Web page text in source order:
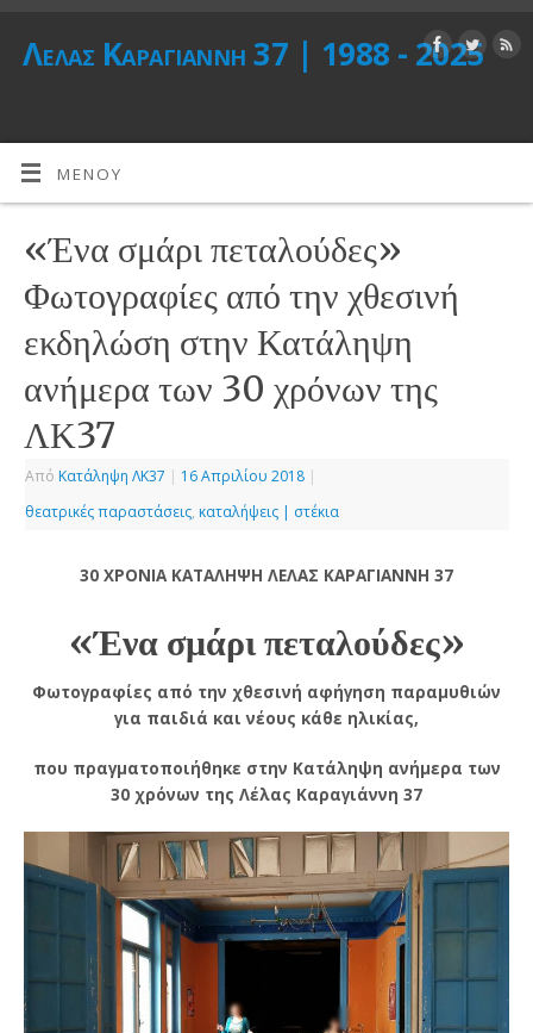
Λέλας Καραγιάννη 37 | 1988 - 2025
ΜΕΝΟΎ
«Ένα σμάρι πεταλούδες»
Φωτογραφίες από την χθεσινή
εκδηλώση στην Κατάληψη
ανήμερα των 30 χρόνων της
ΛΚ37
Από Κατάληψη ΛΚ37 | 16 Απριλίου 2018 |
θεατρικές παραστάσεις, καταλήψεις | στέκια
30 ΧΡΟΝΙΑ ΚΑΤΑΛΗΨΗ ΛΕΛΑΣ ΚΑΡΑΓΙΑΝΝΗ 37
«Ένα σμάρι πεταλούδες»
Φωτογραφίες από την χθεσινή αφήγηση παραμυθιών
για παιδιά και νέους κάθε ηλικίας,
που πραγματοποιήθηκε στην Κατάληψη ανήμερα των
30 χρόνων της Λέλας Καραγιάννη 37